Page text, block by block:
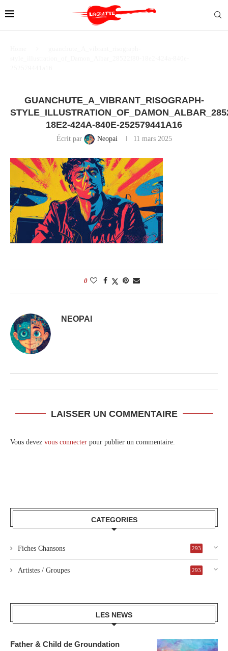
GUANCHUTE_A_VIBRANT_RISOGRAPH-
18E2-424A-840E-252579441A16
Écrit par Neopai 11 mars 2025
0
NEOPAI
LAISSER UN COMMENTAIRE
Vous devez vous connecter pour publier un commentaire.
CATEGORIES
Fiches Chansons 293
Artistes / Groupes 293
LES NEWS
Father & Child de Groundation